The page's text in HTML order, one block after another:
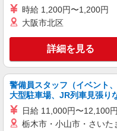
時給 1,200円〜1,200円
大阪市北区
詳細を見る
警備員スタッフ（イベント
大型駐車場、JR列車見張り
日給 11,000円〜12,100円
栃木市・小山市・さい